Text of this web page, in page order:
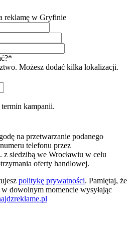
reklamę w Gryfinie
Możesz dodać kilka lokalizacji.
kampanii.
na przetwarzanie podanego
telefonu przez
z siedzibą we Wrocławiu w celu
oferty handlowej.
politykę prywatności. Pamiętaj, że
dowolnym momencie wysyłając